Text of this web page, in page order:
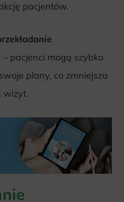
pacjentów.
– pacjenci mogą szybko
plany, co zmniejsza
wizyt.